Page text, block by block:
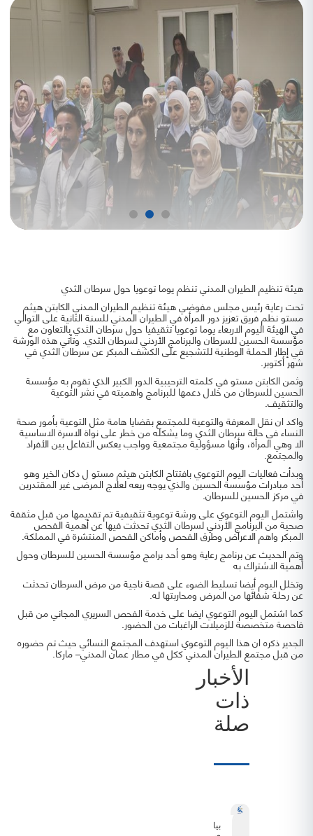
هيئة تنظيم الطيران المدني تنظم يوما توعويا حول سرطان الثدي
تحت رعاية رئيس مجلس مفوضي هيئة تنظيم الطيران المدني الكابتن هيثم
مستو نظم فريق تعزيز دور المرأة في الطيران المدني للسنة الثانية على التوالي
في الهيئة اليوم الاربعاء يوما توعويا تثقيفيا حول سرطان الثدي بالتعاون مع
مؤسسة الحسين للسرطان والبرنامج الأردني لسرطان الثدي. وتأتي هذه الورشة
في إطار الحملة الوطنية للتشجيع على الكشف المبكر عن سرطان الثدي في
شهر أكتوبر.
وثمن الكابتن مستو في كلمته الترحيبية الدور الكبير الذي تقوم به مؤسسة
الحسين للسرطان من خلال دعمها للبرنامج واهميته في نشر التوعية
والتثقيف.
واكد ان نقل المعرفة والتوعية للمجتمع بقضايا هامة مثل التوعية بأمور صحة
النساء في حالة سرطان الثدي وما يشكله من خطر على نواة الاسرة الاساسية
الا وهي المرأة، وأنها مسؤولية مجتمعية وواجب يعكس التفاعل بين الأفراد
والمجتمع.
وبدأت فعاليات اليوم التوعوي بافتتاح الكابتن هيثم مستو ل دكان الخير وهو
أحد مبادرات مؤسسة الحسين والذي يوجه ريعه لعلاج المرضى غير المقتدرين
في مركز الحسين للسرطان.
واشتمل اليوم التوعوي على ورشة توعوية تثقيفية تم تقديمها من قبل مثقفة
صحية من البرنامج الأردني لسرطان الثدي تحدثت فيها عن أهمية الفحص
المبكر واهم الاعراض وطرق الفحص وأماكن الفحص المنتشرة في المملكة.
وتم الحديث عن برنامج رعاية وهو أحد برامج مؤسسة الحسين للسرطان وحول
أهمية الاشتراك به
وتخلل اليوم أيضا تسليط الضوء على قصة ناجية من مرض السرطان تحدثت
عن رحلة شفائها من المرض ومحاربتها له.
كما اشتمل اليوم التوعوي ايضا على خدمة الفحص السريري المجاني من قبل
فاحصة متخصصة للزميلات الراغبات من الحضور.
الجدير ذكره ان هذا اليوم التوعوي استهدف المجتمع النسائي حيث تم حضوره
من قبل مجتمع الطيران المدني ككل في مطار عمان المدني– ماركا.
الأخبار
ذات
صلة
بيان